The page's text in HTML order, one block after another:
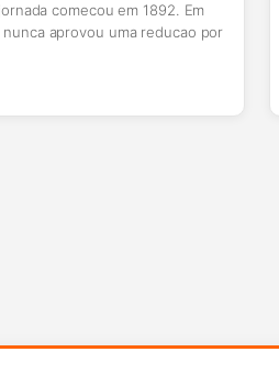
comecou em 1892. Em
aprovou uma reducao por